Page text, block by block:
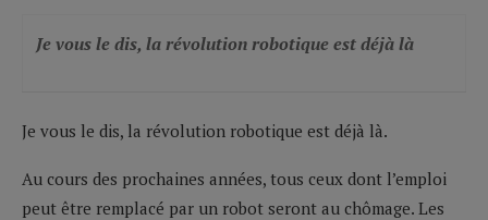
Je vous le dis, la révolution robotique est déjà là
Je vous le dis, la révolution robotique est déjà là.
Au cours des prochaines années, tous ceux dont l’emploi
peut être remplacé par un robot seront au chômage. Les